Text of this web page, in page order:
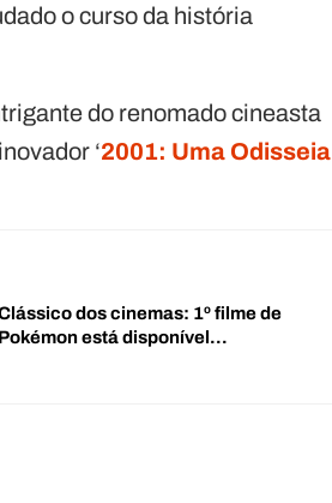
o curso da história
do renomado cineasta
‘2001: Uma Odisseia
dos cinemas: 1º filme de
Pokémon está disponível…